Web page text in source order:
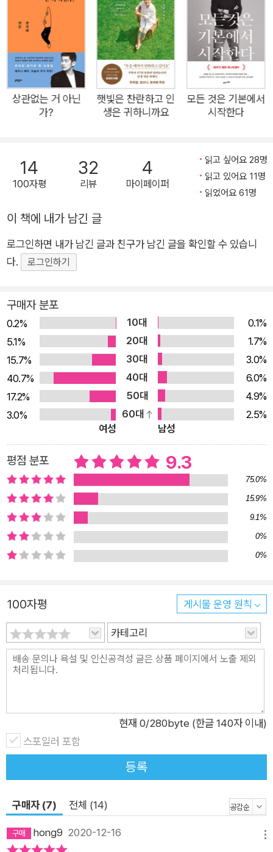
com/essentialparenting 틱톡 @drjihago
마흔 살 생일을 하루 앞둔 그날, 그녀는 심한 두통과 어지럼증을
느꼈다. 단순한 몸살일 줄로만 알았던 증상은 몇 달이 지나도 나
아지지 않았다. 아니 점점 더 심해지기만 했다. 병적인 피로감에
단 15분도 제대로 앉아 있을 수 없었고 급기야 말을 할 힘도, 심지
어는 머리를 들 힘조차 낼 수 없었다. ‘왜 내 몸이 한꺼번에 우르
르 무너져버리는 걸까?’ 기립성빈맥증후군과 신경매개저혈압.
사를 만났다. 신체적인 원인을 찾지 못해 우울증이라 오해받고,
남편에게조차 제대로 인정받지 못하며 억울한 나날을 보내기도
환자들을 돌보고 강단에도 서고 싶었다. 하지만 자꾸 일을 해야
한다고 재촉하는 머리와 달리 몸이 말을 듣지 않았다. 10년간 다
녀서 눈 감고도 돌아다닐 수 있을 만큼 익숙한 병원 건물에서 길
을 잃었고, 매일 언급하던 치료법의 이름이 떠오르지 않아 환자
자신이 그토록 사랑해마지않던 의사로서의 일과 교수로서의 삶
을 잠시 내려놓을 수밖에 없었다. “악몽 같은 4개월이었다. 아니,
이 병이 눈을 뜨면 사라질 악몽이 아니라 계속 진행되고 있는 현
실이라는 사실이 여전히 믿기 어려웠다. 한없이 참담하고 억울했
다. 늘 힘들어도 포기하지 않고 삶을 극복해온 나로서는 패배를
받아들이기가 힘들었다. 그렇지만 이는 내가 내 의지대로 내린 결
정이 아니었다. 내 병이, 아니 내 삶이 나에게 던져준 과제이자 결
정이었고 나는 그것에 오롯이 답할 수밖에 없었다.” (본문 중에
원과 위로 《Follow your heart》 “진심이 향하는 길로 걸어가세
요. 그 길이 당신 삶의 정답이니까요.” 지나영 교수는 대한민국에
서 가장 보수적인 지역이라 여겨지던 대구에서 둘째 딸로 태어났
다. 5년이 지나고서야 호적이 등록되었을 만큼 탄생이 축복받지
못했어도, 가난한 형편 탓에 늘 부모님의 공장일과 장사를 도와야
했음에도 그녀는 주눅 드는 법이 없었다. 오히려 힘든 환경 속에
헤쳐 왔다. 수많은 인생의 기로 앞에서 그녀는 늘 ‘마음이 흐르는
대로’ 삶의 방향을 선택했다. 대구가톨릭대 의과대학에 진학한 것
도, 아무런 준비도 없이 무작정 미국으로 날아간 것도, 문화와 언
어의 장벽에도 불구하고 말로써 환자를 치료해야 하는 정신과를
고수한 것도, 미국 내에서도 위험하기로 소문난 볼티모어에 자리
며 세상과 사람과 삶을 바라보는 시각도 많이 달라졌다. 처참히
무너진 환자의 입장에 온전히 놓여보았기에, 좋은 의사란 그저 아
는 것만 많은 의사가 아니라 환자의 고통을 알아주고 덜어주려고
노력하는 의사라는 것도 배웠다. 이 모든 걸 겪고 난 지금은 병이
(본문 중에서) 그리고 지금, 그녀는 자신이 견지해왔던 삶의 태도
더욱 절실히 공감하고, 또 많은 이들에게 전하고 있다. 삶이라는
상관없는 거 아닌
가?
햇빛은 찬란하고 인
생은 귀하니까요
모든 것은 기본에서
시작한다
14
100자평
32
리뷰
4
마이페이퍼
읽고 싶어요 28명
읽고 있어요 11명
읽었어요 61명
이 책에 내가 남긴 글
로그인하면 내가 남긴 글과 친구가 남긴 글을 확인할 수 있습니
다.
로그인하기
구매자 분포
0.2% 10대
0.1%
5.1%
20대
1.7%
15.7%
30대
3.0%
40.7%
40대
6.0%
17.2%
50대
4.9%
3.0%
60대
2.5%
여성
남성
평점 분포 9.3
75.0%
15.9%
9.1%
0%
0%
100자평 게시물 운영 원칙
카테고리
현재 0/280byte (한글 140자 이내)
스포일러 포함
등록
구매자 (7) 전체 (14)
hong9 2020-12-16